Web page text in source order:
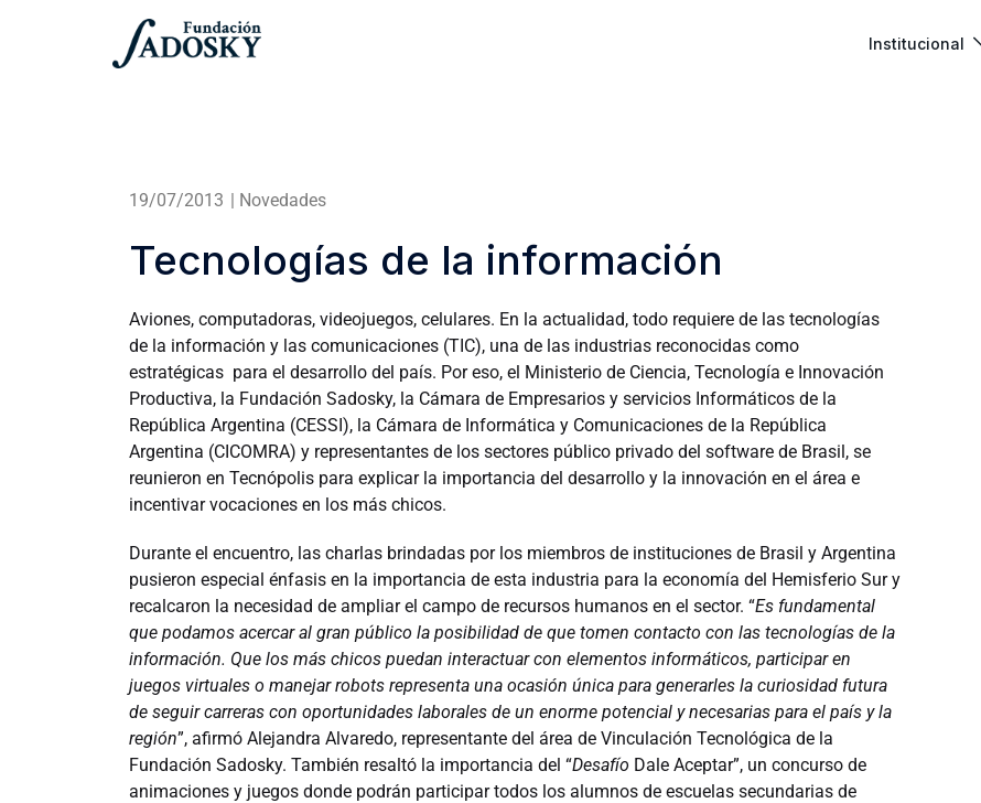
Institucional
19/07/2013 | Novedades
Tecnologías de la información
Aviones, computadoras, videojuegos, celulares. En la actualidad, todo requiere de las tecnologías
de la información y las comunicaciones (TIC), una de las industrias reconocidas como
estratégicas para el desarrollo del país. Por eso, el Ministerio de Ciencia, Tecnología e Innovación
Productiva, la Fundación Sadosky, la Cámara de Empresarios y servicios Informáticos de la
República Argentina (CESSI), la Cámara de Informática y Comunicaciones de la República
Argentina (CICOMRA) y representantes de los sectores público privado del software de Brasil, se
reunieron en Tecnópolis para explicar la importancia del desarrollo y la innovación en el área e
incentivar vocaciones en los más chicos.
Durante el encuentro, las charlas brindadas por los miembros de instituciones de Brasil y Argentina
pusieron especial énfasis en la importancia de esta industria para la economía del Hemisferio Sur y
recalcaron la necesidad de ampliar el campo de recursos humanos en el sector. “Es fundamental
que podamos acercar al gran público la posibilidad de que tomen contacto con las tecnologías de la
información. Que los más chicos puedan interactuar con elementos informáticos, participar en
juegos virtuales o manejar robots representa una ocasión única para generarles la curiosidad futura
de seguir carreras con oportunidades laborales de un enorme potencial y necesarias para el país y la
región”, afirmó Alejandra Alvaredo, representante del área de Vinculación Tecnológica de la
Fundación Sadosky. También resaltó la importancia del “Desafío Dale Aceptar”, un concurso de
animaciones y juegos donde podrán participar todos los alumnos de escuelas secundarias de